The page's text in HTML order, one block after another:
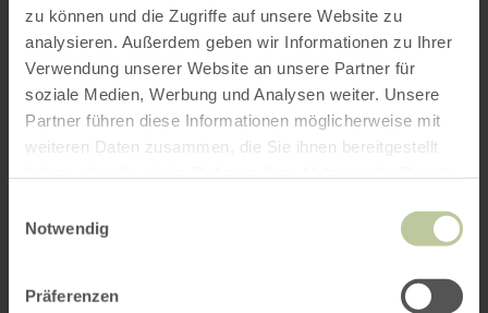
zu können und die Zugriffe auf unsere Website zu
analysieren. Außerdem geben wir Informationen zu Ihrer
Verwendung unserer Website an unsere Partner für
soziale Medien, Werbung und Analysen weiter. Unsere
Partner führen diese Informationen möglicherweise mit
weiteren Daten zusammen, die Sie ihnen bereitgestellt
Notwendig
Präferenzen